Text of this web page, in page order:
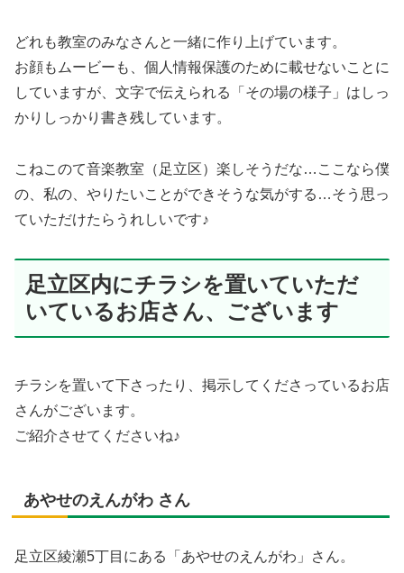
どれも教室のみなさんと一緒に作り上げています。
お顔もムービーも、個人情報保護のために載せないことに
していますが、文字で伝えられる「その場の様子」はしっ
かりしっかり書き残しています。
こねこのて音楽教室（足立区）楽しそうだな…ここなら僕
の、私の、やりたいことができそうな気がする…そう思っ
ていただけたらうれしいです♪
足立区内にチラシを置いていただ
いているお店さん、ございます
チラシを置いて下さったり、掲示してくださっているお店
さんがございます。
ご紹介させてくださいね♪
あやせのえんがわ さん
足立区綾瀬5丁目にある「あやせのえんがわ」さん。